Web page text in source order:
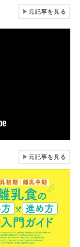
▶元記事を見る
▶元記事を見る